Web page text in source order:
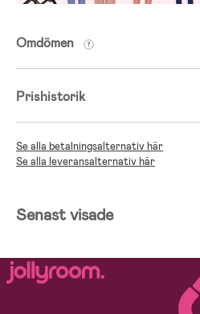
Omdömen
Prishistorik
Se alla betalningsalternativ här
Se alla leveransalternativ här
Senast visade